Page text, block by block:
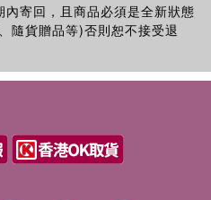
寄回，且商品必須是全新狀態
隨貨贈品等)否則恕不接受退